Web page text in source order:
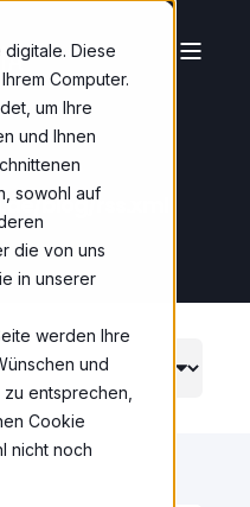
Diese
Computer.
um Ihre
und Ihnen
sowohl auf
die von uns
in unserer
werden Ihre
und
entsprechen,
Cookie
nicht noch
blog/rss.xml